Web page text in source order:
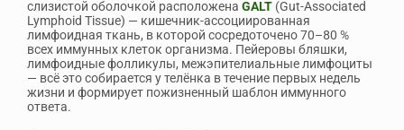
слизистой оболочкой расположена GALT (Gut-Associated
Lymphoid Tissue) — кишечник-ассоциированная
лимфоидная ткань, в которой сосредоточено 70–80 %
всех иммунных клеток организма. Пейеровы бляшки,
лимфоидные фолликулы, межэпителиальные лимфоциты
— всё это собирается у телёнка в течение первых недель
жизни и формирует пожизненный шаблон иммунного
ответа.